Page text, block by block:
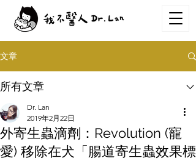
文章
所有文章
外寄生蟲滴劑：Revolution (寵
愛) 移除在犬「腸道寄生蟲效果標
Dr. Lan
2019年2月22日